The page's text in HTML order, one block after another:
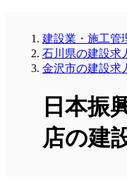
建設業・施工管
石川県の建設求
金沢市の建設求
日本振
店の建